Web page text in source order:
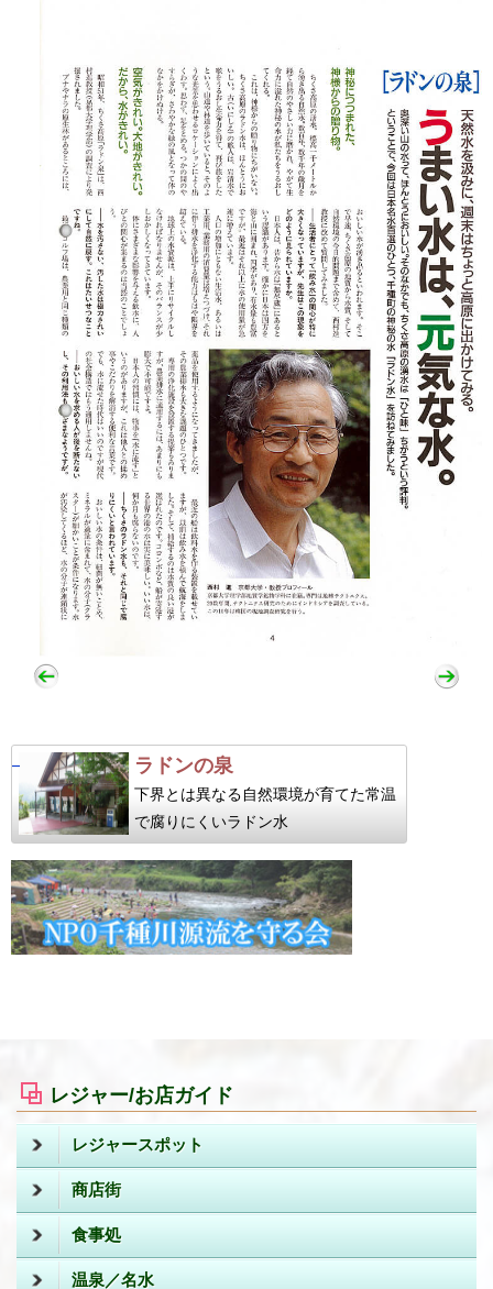
ラドンの泉
下界とは異なる自然環境が育てた常温
で腐りにくいラドン水
レジャー/お店ガイド
レジャースポット
商店街
食事処
温泉／名水